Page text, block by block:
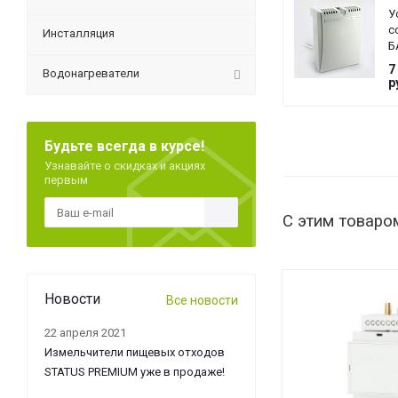
7
С этим
Инсталляция
Водонагреватели
Будьте всегда в курсе!
Узнавайте о скидках и акциях
первым
Новости Все новости
22 апреля 2021
Измельчители пищевых отходов
STATUS PREMIUM уже в продаже!